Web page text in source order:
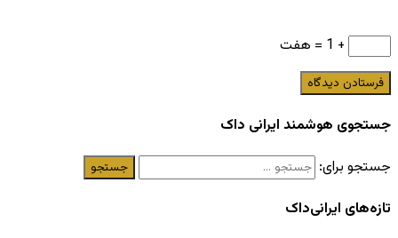
+ 1 = هفت
جستجوی هوشمند ایرانی داک
جستجو برای:
تازه‌های ایرانی‌داک